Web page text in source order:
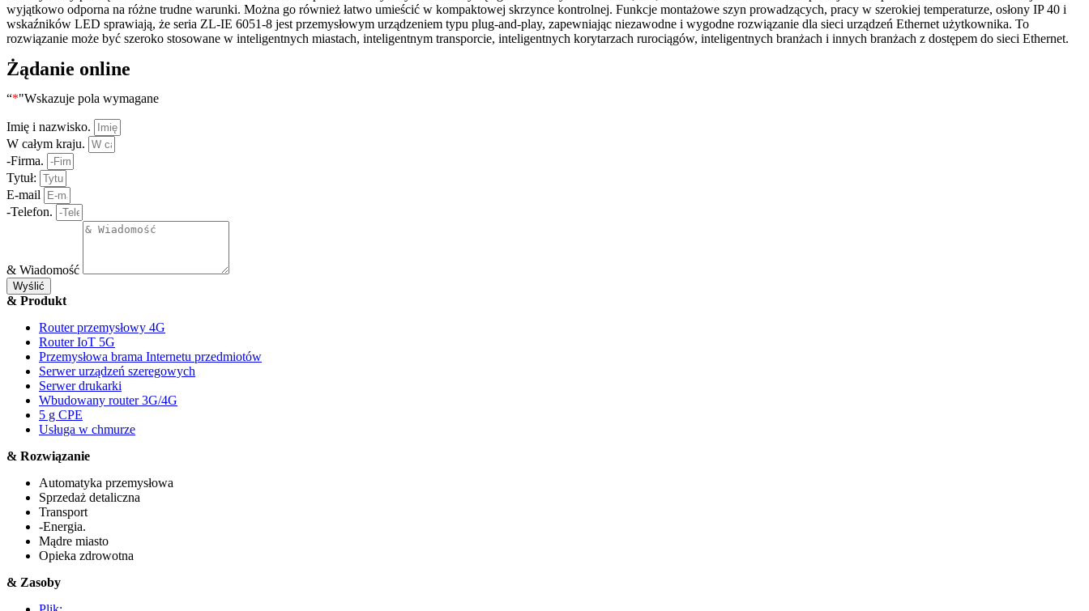
wyjątkowo odporna na różne trudne warunki. Można go również łatwo umieścić w kompaktowej skrzynce kontrolnej. Funkcje montażowe szyn prowadzących, pracy w szerokiej temperaturze, osłony IP 40 i
wskaźników LED sprawiają, że seria ZL-IE 6051-8 jest przemysłowym urządzeniem typu plug-and-play, zapewniając niezawodne i wygodne rozwiązanie dla sieci urządzeń Ethernet użytkownika. To
rozwiązanie może być szeroko stosowane w inteligentnych miastach, inteligentnym transporcie, inteligentnych korytarzach rurociągów, inteligentnych branżach i innych branżach z dostępem do sieci Ethernet.
Żądanie online
“*"Wskazuje pola wymagane
Imię i nazwisko.
W całym kraju.
-Firma.
Tytuł:
E-mail
-Telefon.
& Wiadomość
Wyślić
& Produkt
Router przemysłowy 4G
Router IoT 5G
Przemysłowa brama Internetu przedmiotów
Serwer urządzeń szeregowych
Serwer drukarki
Wbudowany router 3G/4G
5 g CPE
Usługa w chmurze
& Rozwiązanie
Automatyka przemysłowa
Sprzedaż detaliczna
Transport
-Energia.
Mądre miasto
Opieka zdrowotna
& Zasoby